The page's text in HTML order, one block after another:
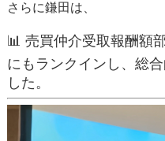
さらに鎌田は、
📊 売買仲介受取報酬額
にもランクインし、総
した。